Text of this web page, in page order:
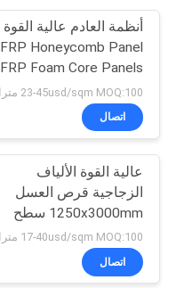
ألواح
العسل
10
10
أنظمة العادم عالية القوة
FRP Honeycomb Panel
FRP Foam Core Panels
اتصال
عالية القوة الألياف
الزجاجية قرص العسل
1250x3000mm سطح
خشن
اتصال